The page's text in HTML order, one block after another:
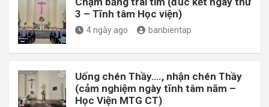
3 – Tĩnh tâm Học viện)
4 ngày ago banbientap
Uống chén Thầy…., nhận chén Thầy
(cảm nghiệm ngày tĩnh tâm năm –
Học Viện MTG CT)